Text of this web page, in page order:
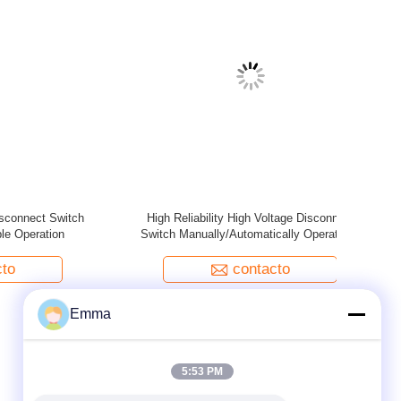
3
High Voltage Disconnect Switch EXW Trade
Terms Manually/Automatically Operated
contacto
Emma
5:53 PM